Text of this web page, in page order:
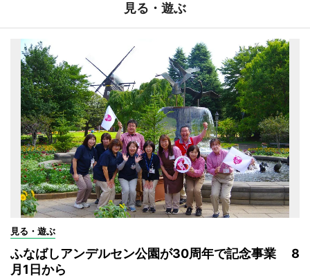
見る・遊ぶ
見る・遊ぶ
ふなばしアンデルセン公園が30周年で記念事業 8
月1日から